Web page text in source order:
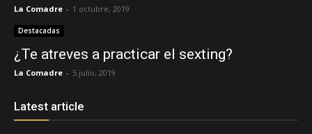
La Comadre - 1 octubre, 2019
Destacadas
¿Te atreves a practicar el sexting?
La Comadre - 5 julio, 2019
Latest article